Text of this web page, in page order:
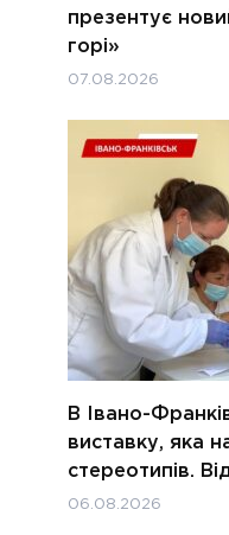
презентує
горі»
07.08.2026
В Івано-
виставку, яка
стереотипів.
06.08.2026